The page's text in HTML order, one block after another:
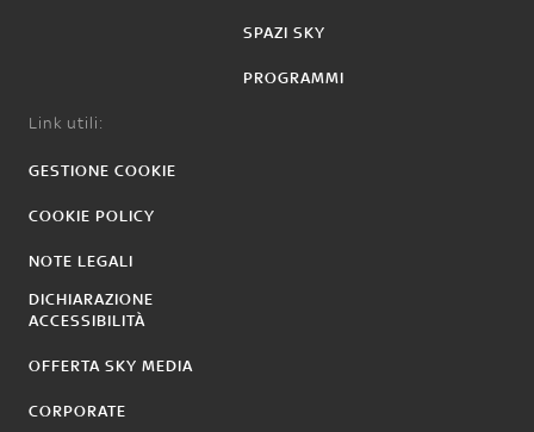
SPAZI SKY
PROGRAMMI
Link utili:
GESTIONE COOKIE
COOKIE POLICY
NOTE LEGALI
DICHIARAZIONE
ACCESSIBILITÀ
OFFERTA SKY MEDIA
CORPORATE